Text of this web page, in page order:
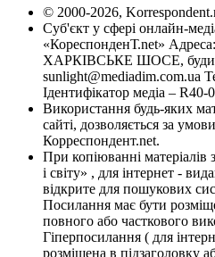
© 2000-2026,
Суб'єкт у сфері онлайн-
«КореспонденТ.net»
ХАРКІВСЬКЕ ШОСЕ,
sunlight@mediadim.com.ua
Ідентифікатор медіа – R40-
Використання будь-яких
сайті, дозволяється за
Корреспондент.net.
При копіюванні матеріалів
і світу» , для інтернет -
відкрите для пошукових
Посилання має бути
повного або часткового
Гіперпосилання ( для
розміщена в підзаголовку